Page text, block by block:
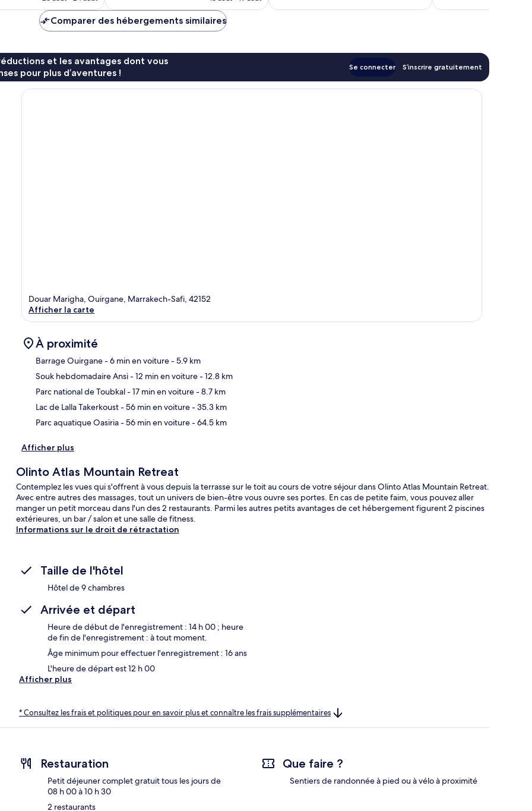
de
563 €
Comparer des hébergements similaires
et les avantages dont vous
pour plus d’aventures !
Se connecter S’inscrire gratuitement
Douar Marigha, Ouirgane, Marrakech-Safi, 42152
Afficher la carte
À proximité
Barrage Ouirgane- 6 min en voiture- 5.9 km
Souk hebdomadaire Ansi- 12 min en voiture- 12.8 km
Parc national de Toubkal- 17 min en voiture- 8.7 km
Lac de Lalla Takerkoust- 56 min en voiture- 35.3 km
Parc aquatique Oasiria- 56 min en voiture- 64.5 km
Afficher plus
Olinto Atlas Mountain Retreat
Contemplez les vues qui s'offrent à vous depuis la terrasse sur le toit au cours de votre séjour dans Olinto Atlas Mountain Retreat.
Avec entre autres des massages, tout un univers de bien-être vous ouvre ses portes. En cas de petite faim, vous pouvez aller
manger un petit morceau dans l'un des 2 restaurants. Parmi les autres petits avantages de cet hébergement figurent 2 piscines
extérieures, un bar / salon et une salle de fitness.
Informations sur le droit de rétractation
Taille de l'hôtel
Hôtel de 9 chambres
Arrivée et départ
Heure de début de l'enregistrement : 14 h 00 ; heure
de fin de l'enregistrement : à tout moment.
Âge minimum pour effectuer l'enregistrement : 16 ans
L'heure de départ est 12 h 00
Afficher plus
* Consultez les frais et politiques pour en savoir plus et connaître les frais supplémentaires
Restauration
Petit déjeuner complet gratuit tous les jours de
08 h 00 à 10 h 30
2 restaurants
Que faire ?
Sentiers de randonnée à pied ou à vélo à proximité